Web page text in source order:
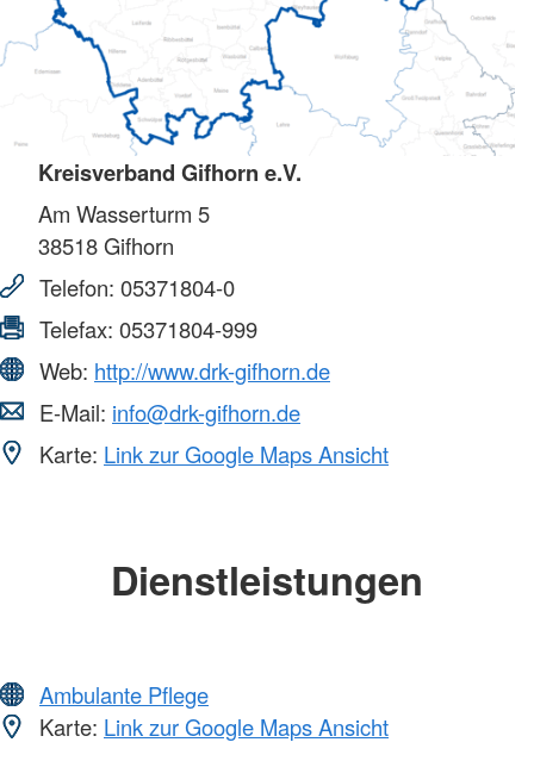
Kreisverband Gifhorn e.V.
Am Wasserturm 5
38518Gifhorn
Telefon: 05371804-0
Telefax: 05371804-999
Web: http://www.drk-gifhorn.de
E-Mail: info@drk-gifhorn.de
Karte: Link zur Google Maps Ansicht
Dienstleistungen
Ambulante Pflege
Karte: Link zur Google Maps Ansicht